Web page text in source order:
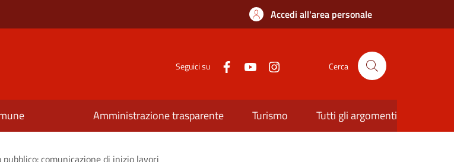
Accedi all'area personale
Seguici su Cerca
Amministrazione trasparente Turismo Tutti gli argomenti
comunicazione di inizio lavori